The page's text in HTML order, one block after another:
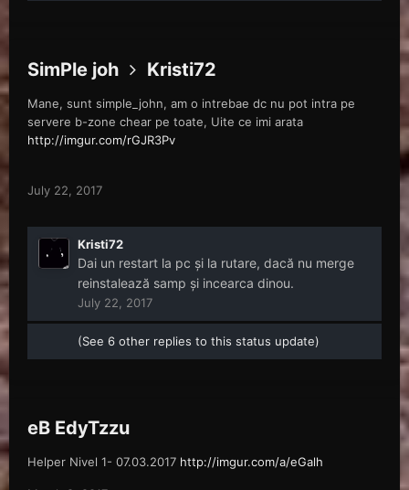
SimPle joh Kristi72
Mane, sunt simple_john, am o intrebae dc nu pot intra pe
servere b-zone chear pe toate, Uite ce imi arata
http://imgur.com/rGJR3Pv
July 22, 2017
Kristi72
Dai un restart la pc și la rutare, dacă nu merge
reinstalează samp și incearca dinou.
July 22, 2017
(See 6 other replies to this status update)
eB EdyTzzu
Helper Nivel 1- 07.03.2017 http://imgur.com/a/eGalh